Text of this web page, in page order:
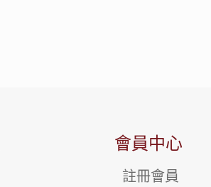
會員中心
註冊會員